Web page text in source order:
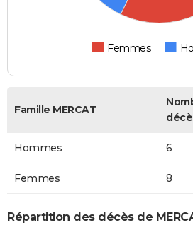
Femmes
Famille MERCAT
Hommes 6
Femmes 8
Répartition des décès de